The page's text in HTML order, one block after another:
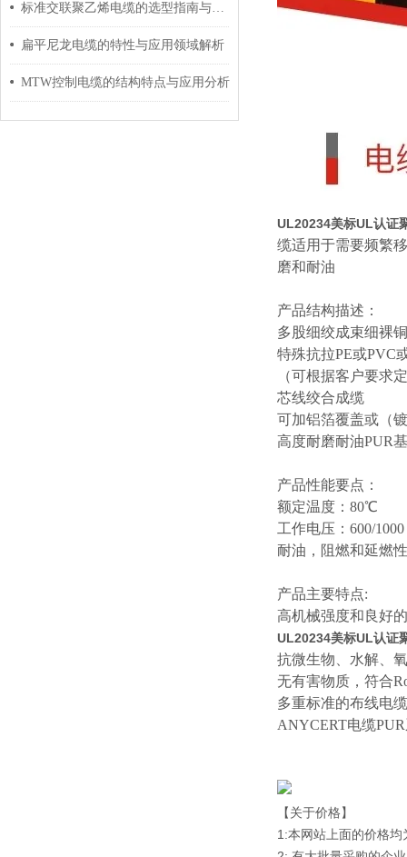
标准交联聚乙烯电缆的选型指南与设计要点
扁平尼龙电缆的特性与应用领域解析
MTW控制电缆的结构特点与应用分析
UL20234美标UL认证
缆适用于需要频繁
磨和耐油
产品结构描述：
多股细绞成束细裸
特殊抗拉PE或PVC
（可根据客户要求
芯线绞合成缆
可加铝箔覆盖或（
高度耐磨耐油PUR
产品性能要点：
额定温度： 80℃
工作电压： 600/
耐油，阻燃和延燃
产品主要特点:
高机械强度和良好
UL20234美标UL认证
抗微生物、水解、
无有害物质，符合
多重标准的布线电缆
ANYCERT电缆
【关于价格】
1:本网站上面的价格